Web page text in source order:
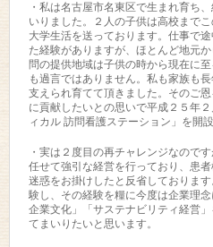
・私は名古屋市名東区で生まれ育ち
いりました。２人の子供は高校まで
大学生活を送っております。仕事で
た経験がありますが、ほとんど地元
問の提供地域は子供の時から現在に
も過言ではありません。私も家族も
支えられ育てて頂きました。そのご
に貢献したいとの思いで平成２５年
ィカル 訪問看護ステーション」を開
・実は２度目の再チャレンジなので
任せて強引な経営を行っており、患
迷惑をお掛けしたと反省しておりま
験し、その経験を糧に今度は企業理
企業文化」「サステナビリティ経営
てまいりたいと思います。